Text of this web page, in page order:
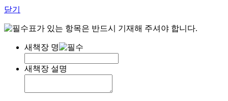
닫기
표가 있는 항목은 반드시 기재해 주셔야 합니다.
새책장 명
새책장 설명